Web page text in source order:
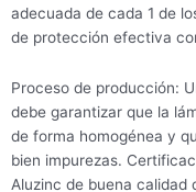
adecuada de cada 1 de
de protección efectiva
Proceso de producción:
debe garantizar que la
de forma homogénea y
bien impurezas.
Aluzinc de buena calidad